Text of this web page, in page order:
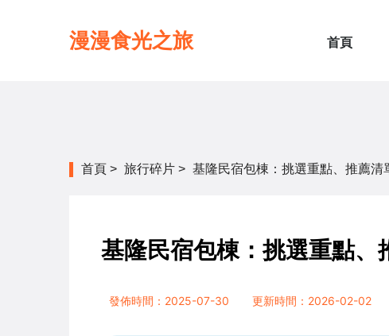
漫漫食光之旅 首頁
首頁 > 旅行碎片 > 基隆民宿包棟：挑選重點、推薦清
基隆民宿包棟：挑選重點
發佈時間：2025-07-30 更新時間：2026-02-02